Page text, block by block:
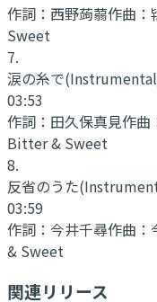
作詞： 西野蒟蒻作曲：
Sweet
7.
涙の糸で
03:53
作詞： 田久保真見作曲
Bitter & Sweet
8.
反省のうた
03:59
作詞： 今井千尋作曲：
& Sweet
関連リリース